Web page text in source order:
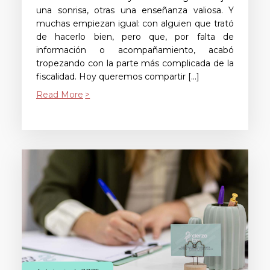
una sonrisa, otras una enseñanza valiosa. Y
muchas empiezan igual: con alguien que trató
de hacerlo bien, pero que, por falta de
información o acompañamiento, acabó
tropezando con la parte más complicada de la
fiscalidad. Hoy queremos compartir […]
Read More